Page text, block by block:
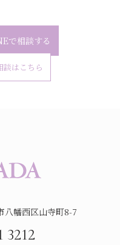
で相談する
談はこちら
幡西区山寺町8-7
3212